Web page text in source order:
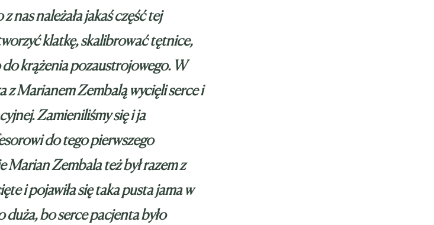
nas należała jakaś część tej
klatkę, skalibrować tętnice,
do krążenia pozaustrojowego. W
z Marianem Zembalą wycięli serce i
Zamieniliśmy się i ja
do tego pierwszego
Marian Zembala też był razem z
i pojawiła się taka pusta jama w
bo serce pacjenta było